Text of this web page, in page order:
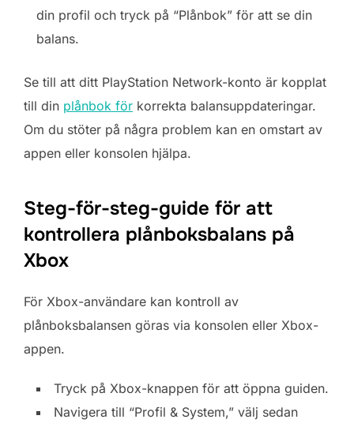
din profil och tryck på “Plånbok” för att se din
balans.
Se till att ditt PlayStation Network-konto är kopplat
till din plånbok för korrekta balansuppdateringar.
Om du stöter på några problem kan en omstart av
appen eller konsolen hjälpa.
Steg-för-steg-guide för att
kontrollera plånboksbalans på
Xbox
För Xbox-användare kan kontroll av
plånboksbalansen göras via konsolen eller Xbox-
appen.
Tryck på Xbox-knappen för att öppna guiden.
Navigera till “Profil & System,” välj sedan